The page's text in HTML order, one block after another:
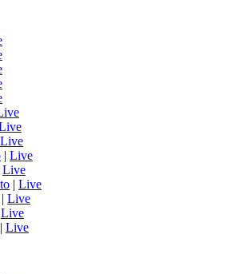
Live
| Live
Live
| Live
| Live
Live
| Live